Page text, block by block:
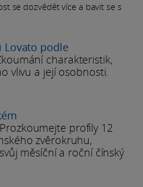
se dozvědět více a bavit se s
Lovato podle
charakteristik,
vlivu a její osobnosti.
Prozkoumejte profily 12
zvěrokruhu,
měsíční a roční čínský